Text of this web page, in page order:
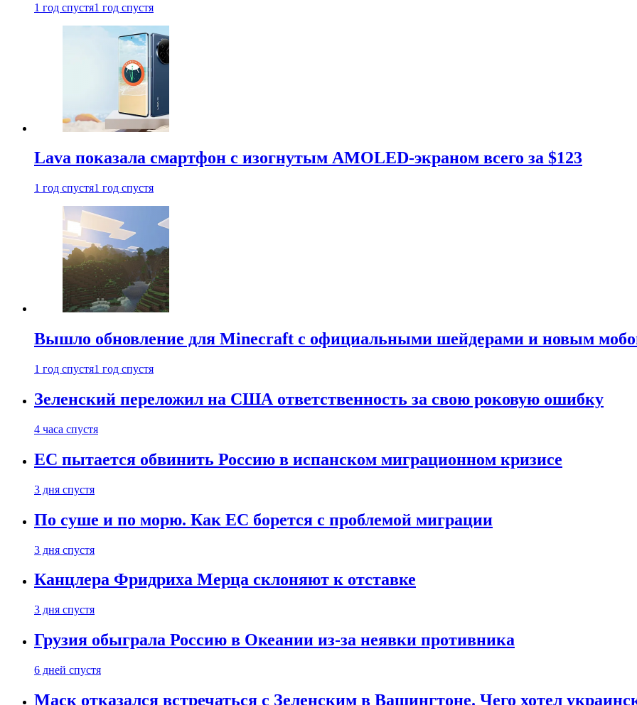
1 год спустя1 год спустя
Lava показала смартфон с изогнутым AMOLED-экраном всего за $123
1 год спустя1 год спустя
Вышло обновление для Minecraft с официальными шейдерами и новым
1 год спустя1 год спустя
Зеленский переложил на США ответственность за свою роковую ошибку
4 часа спустя
ЕС пытается обвинить Россию в испанском миграционном кризисе
3 дня спустя
По суше и по морю. Как ЕС борется с проблемой миграции
3 дня спустя
Канцлера Фридриха Мерца склоняют к отставке
3 дня спустя
Грузия обыграла Россию в Океании из-за неявки противника
6 дней спустя
Маск отказался встречаться с Зеленским в Вашингтоне. Чего хотел